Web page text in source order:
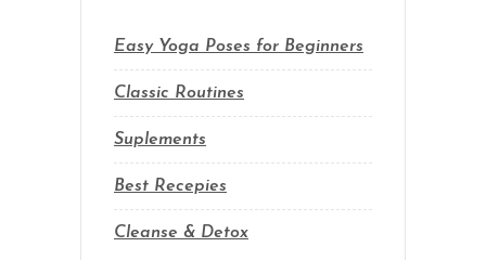
Easy Yoga Poses for Beginners
Classic Routines
Suplements
Best Recepies
Cleanse & Detox